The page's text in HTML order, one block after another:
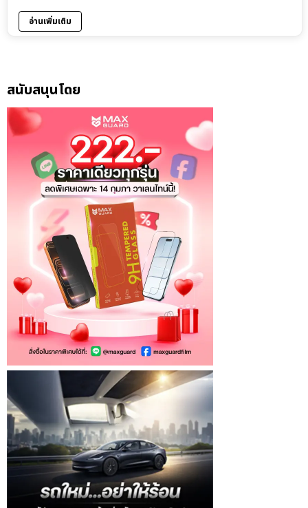
อ่านเพิ่มเติม
สนับสนุนโดย